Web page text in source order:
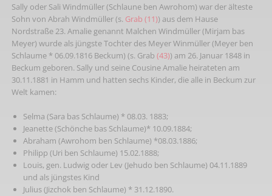
Sally oder Sali Windmüller (Schlaune ben Awrohom) war der älteste
Sohn von Abrah Windmüller (s. Grab (11)) aus dem Hause
Nordstraße 23. Amalie genannt Malchen Windmüller (Mirjam bas
Meyer) wurde als jüngste Tochter des Meyer Winmüller (Meyer ben
Schlaume * 06.09.1816 Beckum) (s. Grab (43)) am 26. Januar 1848 in
Beckum geboren. Sally und seine Cousine Amalie heirateten am
30.11.1881 in Hamm und hatten sechs Kinder, die alle in Beckum zur
Welt kamen:
Selma (Sara bas Schlaume) * 08.03. 1883;
Jeanette (Schönche bas Schlaume)* 10.09.1884;
Abraham (Awrohom ben Schlaume) *08.03.1886;
Philipp (Uri ben Schlaume) 15.02.1888;
Louis, gen. Ludwig oder Lev (Jehudo ben Schlaume) 04.11.1889
und als jüngstes Kind
Julius (Jizchok ben Schlaume) * 31.12.1890.